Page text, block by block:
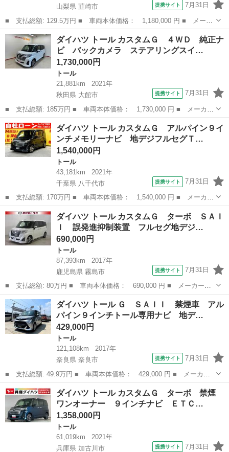
山梨県 韮崎市
提携サイト 7月31日
■ 支払総額: 129.5万円 ■ 車両本体価格： 1,180,000 円 ■ メーカ
ー名： ダイハツ ■ 車種名： トール ■ グレード名： カスタム
Ｇ ターボ 整備付き １年保証 スマートアシスト・ＬＥＤヘッド
ランプ・...
山梨 韮崎市 トール
ダイハツ トール カスタムＧ ４ＷＤ 純正ナ
ビ バックカメラ ステアリングスイ…
1,730,000円
トール
21,881km
2021年
秋田県 大館市
提携サイト 7月31日
■ 支払総額: 185万円 ■ 車両本体価格： 1,730,000 円 ■ メーカー
名： ダイハツ ■ 車種名： トール ■ グレード名： カスタム
Ｇ ４ＷＤ 純正ナビ バックカメラ ステアリングスイッチ ドラ
イブレコーダ...
秋田 大館市 トール
ダイハツ トール カスタムＧ アルパイン９イ
ンチメモリーナビ 地デジフルセグＴ…
1,540,000円
トール
43,181km
2021年
千葉県 八千代市
提携サイト 7月31日
■ 支払総額: 170万円 ■ 車両本体価格： 1,540,000 円 ■ メーカー
名： ダイハツ ■ 車種名： トール ■ グレード名： カスタム
Ｇ アルパイン９インチメモリーナビ 地デジフルセグＴＶ ＣＤ
ＤＶＤ Ｂｌ...
千葉 八千代市 トール
ダイハツ トール カスタムＧ ターボ ＳＡＩ
Ｉ 誤発進抑制装置 フルセグ地デジ…
690,000円
トール
87,393km
2017年
鹿児島県 霧島市
提携サイト 7月31日
■ 支払総額: 80万円 ■ 車両本体価格： 690,000 円 ■ メーカー
名： ダイハツ ■ 車種名： トール ■ グレード名： カスタム
Ｇ ターボ ＳＡＩＩ 誤発進抑制装置 フルセグ地デジ 両側オー
トスライドドア 横...
鹿児島 霧島市 トール
ダイハツ トール Ｇ ＳＡＩＩ 禁煙車 アル
パイン９インチトール専用ナビ 地デ…
429,000円
トール
121,108km
2017年
奈良県 奈良市
提携サイト 7月31日
■ 支払総額: 49.9万円 ■ 車両本体価格： 429,000 円 ■ メーカー
名： ダイハツ ■ 車種名： トール ■ グレード名： Ｇ ＳＡＩ
Ｉ 禁煙車 アルパイン９インチトール専用ナビ 地デジフルセグ
Ｂｌｕｅｔｏ...
奈良 奈良市 トール
ダイハツ トール カスタムＧ ターボ 禁煙
ワンオーナー ９インチナビ ＥＴＣ…
1,358,000円
トール
61,019km
2021年
兵庫県 加古川市
提携サイト 7月31日